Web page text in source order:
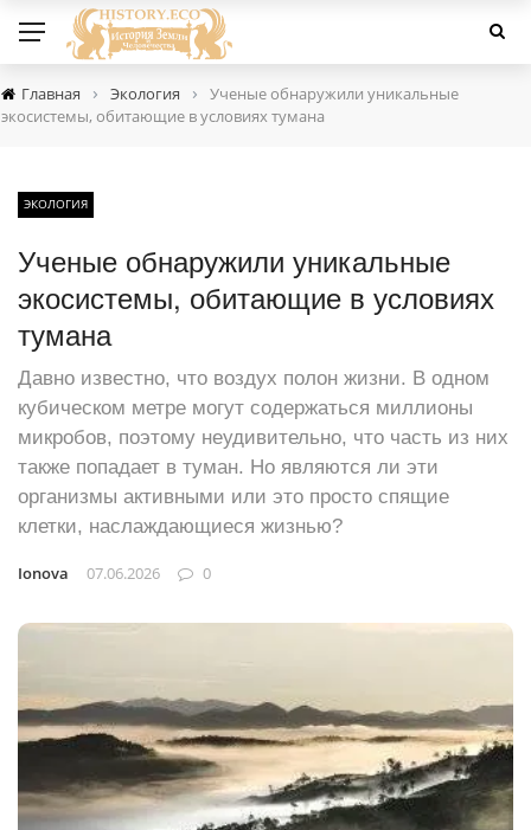
Главная › Экология ›
Ученые обнаружили уникальные
экосистемы, обитающие в условиях тумана
ЭКОЛОГИЯ
Ученые обнаружили уникальные
экосистемы, обитающие в условиях
тумана
Давно известно, что воздух полон жизни. В одном
кубическом метре могут содержаться миллионы
микробов, поэтому неудивительно, что часть из них
также попадает в туман. Но являются ли эти
организмы активными или это просто спящие
клетки, наслаждающиеся жизнью?
Ionova 07.06.2026 0